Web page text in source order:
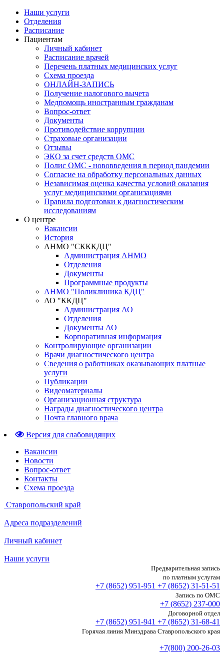
Наши услуги
Отделения
Расписание
Пациентам
Личный кабинет
Расписание врачей
Перечень платных медицинских услуг
Схема проезда
ОНЛАЙН-ЗАПИСЬ
Получение налогового вычета
Медпомощь иностранным гражданам
Вопрос-ответ
Документы
Противодействие коррупции
Страховые организации
Отзывы
ЭКО за счет средств ОМС
Полис ОМС - нововведения в период пандемии
Согласие на обработку персональных данных
Независимая оценка качества условий оказания
услуг медицинскими организациями
Правила подготовки к диагностическим
исследованиям
О центре
Вакансии
История
АНМО "СКККДЦ"
Администрация АНМО
Отделения
Документы
Программные продукты
АНМО "Поликлиника КДЦ"
АО "ККДЦ"
Администрация АО
Отделения
Документы АО
Корпоративная информация
Контролирующие организации
Врачи диагностического центра
Сведения о работниках оказывающих платные
услуги
Публикации
Видеоматериалы
Организационная структура
Награды диагностического центра
Почта главного врача
Версия для слабовидящих
Вакансии
Новости
Вопрос-ответ
Контакты
Схема проезда
Ставропольский край
Адреса подразделений
Личный кабинет
Наши услуги
Предварительная запись
по платным услугам
+7 (8652) 951-951 +7 (8652) 31-51-51
Запись по ОМС
+7 (8652) 237-000
Договорной отдел
+7 (8652) 951-941 +7 (8652) 31-68-41
Горячая линия Минздрава Ставропольского края
+7(800) 200-26-03